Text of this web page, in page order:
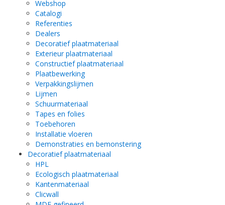
Webshop
Catalogi
Referenties
Dealers
Decoratief plaatmateriaal
Exterieur plaatmateriaal
Constructief plaatmateriaal
Plaatbewerking
Verpakkingslijmen
Lijmen
Schuurmateriaal
Tapes en folies
Toebehoren
Installatie vloeren
Demonstraties en bemonstering
Decoratief plaatmateriaal
HPL
Ecologisch plaatmateriaal
Kantenmateriaal
Clicwall